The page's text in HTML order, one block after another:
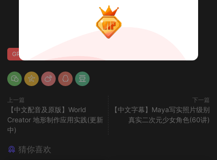
赏
GPT精翻
上一篇
【中文配音及原版】World
Creator 地形制作应用实践(更新
中)
下一篇
【中文字幕】Maya写实照片级别
真实二次元少女角色(60讲)
猜你喜欢